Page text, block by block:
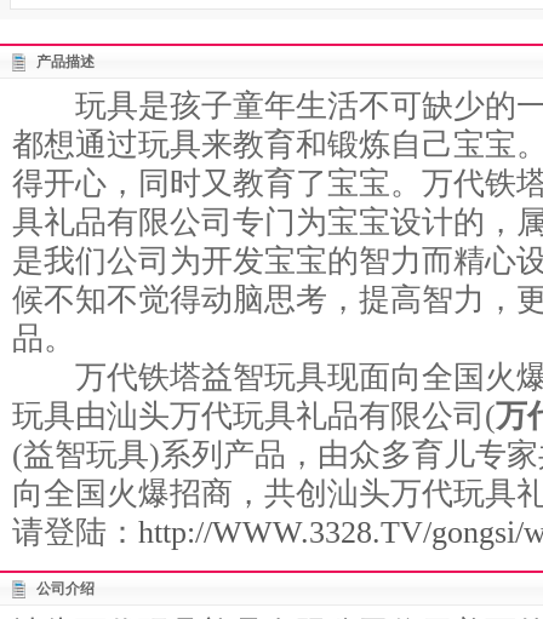
产品描述
玩具是孩子童年生活不可缺少的
都想通过玩具来教育和锻炼自己宝宝
得开心，同时又教育了宝宝。万代铁
具礼品有限公司专门为宝宝设计的，
是我们公司为开发宝宝的智力而精心
候不知不觉得动脑思考，提高智力，
品。
万代铁塔益智玩具现面向全国火
玩具由汕头万代玩具礼品有限公司(万
(益智玩具)系列产品，由众多育儿专
向全国火爆招商，共创汕头万代玩具
请登陆： http://WWW.3328.TV/gongsi/
公司介绍